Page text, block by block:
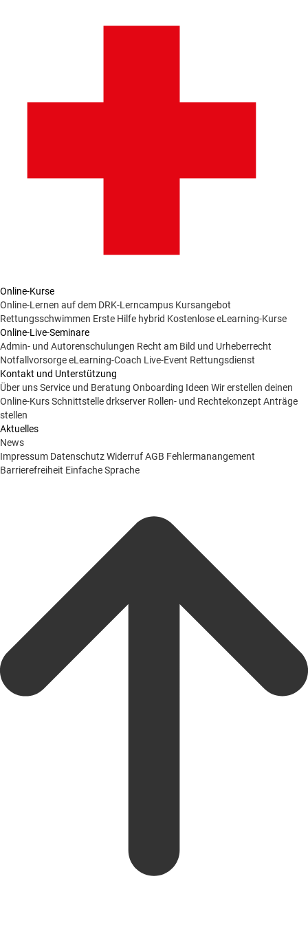
Online-Kurse
Online-Lernen auf dem DRK-Lerncampus Kursangebot
Rettungsschwimmen Erste Hilfe hybrid Kostenlose eLearning-Kurse
Online-Live-Seminare
Admin- und Autorenschulungen Recht am Bild und Urheberrecht
NotfallvorsorgeeLearning-Coach Live-Event Rettungsdienst
Kontakt und Unterstützung
Über unsService und Beratung Onboarding Ideen Wir erstellen deinen
Online-KursSchnittstelle drkserver Rollen- und Rechtekonzept Anträge
stellen
Aktuelles
News
Impressum DatenschutzWiderrufAGB Fehlermanangement
Barrierefreiheit Einfache Sprache